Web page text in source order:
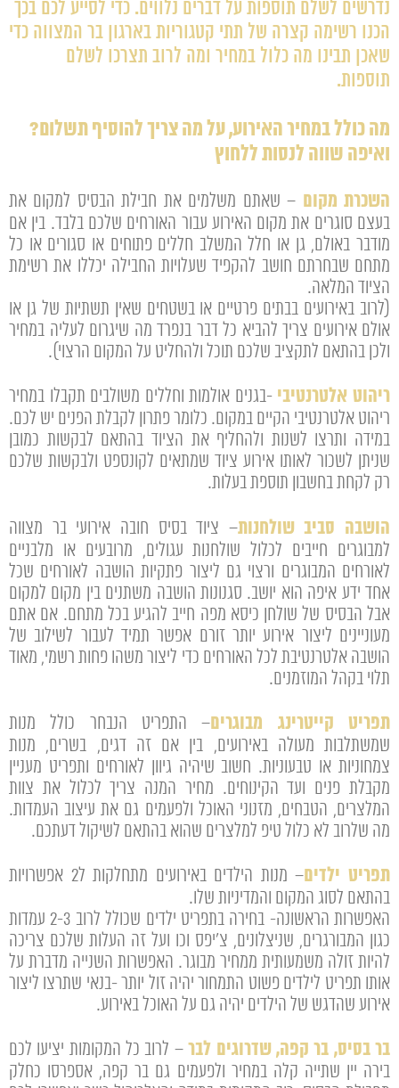
נדרשים לשלם תוספות על דברים נלווים. כדי לסייע לכם בכך
הכנו רשימה קצרה של תתי קטגוריות בארגון בר המצווה כדי
שאכן תבינו מה כלול במחיר ומה לרוב תצרכו לשלם
תוספות.
מה כולל במחיר האירוע, על מה צריך להוסיף תשלום?
ואיפה שווה לנסות ללחוץ
השכרת מקום – שאתם משלמים את חבילת הבסיס למקום את
בעצם סוגרים את מקום האירוע עבור האורחים שלכם בלבד. בין אם
מודבר באולם, גן או חלל המשלב חללים פתוחים או סגורים או כל
מתחם שבחרתם חושב להקפיד שעלויות החבילה יכללו את רשימת
הציוד המלאה.
(לרוב באירועים בבתים פרטיים או בשטחים שאין תשתיות של גן או
אולם אירועים צריך להביא כל דבר בנפרד מה שיגרום לעליה במחיר
ולכן בהתאם לתקציב שלכם תוכל ולהחליט על המקום הרצוי).
ריהוט אלטרנטיבי -בגנים אולמות וחללים משולבים תקבלו במחיר
ריהוט אלטרנטיבי הקיים במקום. כלומר פתרון לקבלת הפנים יש לכם.
במידה ותרצו לשנות ולהחליף את הציוד בהתאם לבקשות כמובן
שניתן לשכור לאותו אירוע ציוד שמתאים לקונספט ולבקשות שלכם
רק לקחת בחשבון תוספת בעלות.
הושבה סביב שולחנות– ציוד בסיס חובה אירועי בר מצווה
למבוגרים חייבים לכלול שולחנות עגולים, מרובעים או מלבניים
לאורחים המבוגרים ורצוי גם ליצור פתקיות הושבה לאורחים שכל
אחד ידע איפה הוא יושב. סגנונות הושבה משתנים בין מקום למקום
אבל הבסיס של שולחן כיסא מפה חייב להגיע בכל מתחם. אם אתם
מעוניינים ליצור אירוע יותר זורם אפשר תמיד לעבור לשילוב של
הושבה אלטרנטיבת לכל האורחים כדי ליצור משהו פחות רשמי, מאוד
תלוי בקהל המוזמנים.
תפריט קייטרינג מבוגרים– התפריט הנבחר כולל מנות
שמשתלבות מעולה באירועים, בין אם זה דגים, בשרים, מנות
צמחוניות או טבעוניות. חשוב שיהיה גיוון לאורחים ותפריט מעניין
מקבלת פנים ועד הקינוחים. מחיר המנה צריך לכלול את צוות
המלצרים, הטבחים, מזנוני האוכל ולפעמים גם את עיצוב העמדות.
מה שלרוב לא כלול טיפ למלצרים שהוא בהתאם לשיקול דעתכם.
תפריט ילדים
– מנות הילדים באירועים מתחלקות ל2 אפשרויות
בהתאם לסוג המקום והמדיניות שלו.
האפשרות הראשונה- בחירה בתפריט ילדים שכולל לרוב 2-3 עמדות
כגון המבורגרים, שניצלונים, צ'יפס וכו ועל זה העלות שלכם צריכה
להיות זולה משמעותית ממחיר מבוגר. האפשרות השנייה מדברת על
אותו תפריט לילדים פשוט התמחור יהיה זול יותר -בנאי שתרצו ליצור
אירוע שהדגש של הילדים יהיה גם על האוכל באירוע.
בר בסיס, בר קפה, שדרוגים לבר– לרוב כל המקומות יציעו לכם
בירה יין שתייה קלה במחיר ולפעמים גם בר קפה, אספרסו כחלק